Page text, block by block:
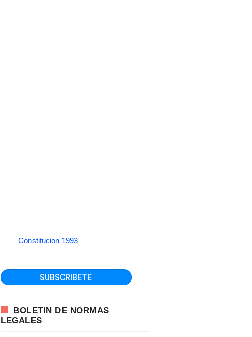
Constitucion 1993
BOLETIN DE NORMAS
LEGALES